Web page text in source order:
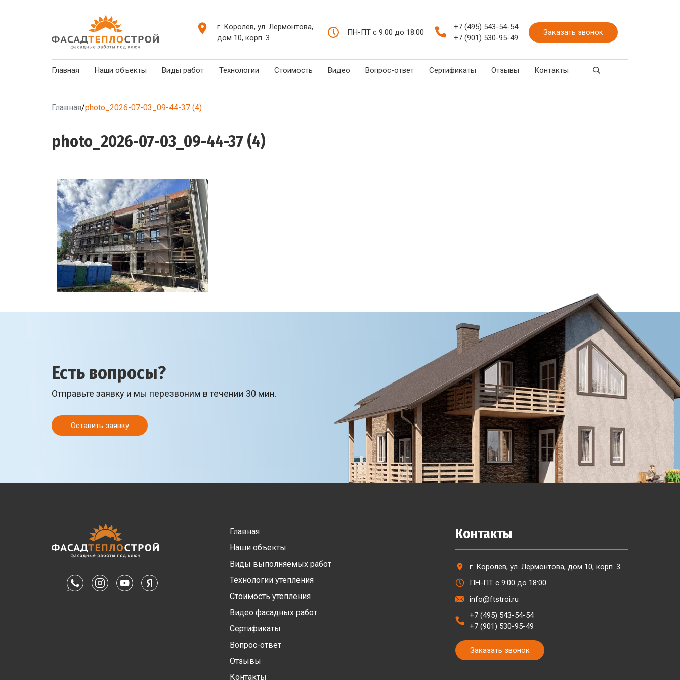
г. Королёв, ул. Лермонтова,
дом 10, корп. 3
ПН-ПТ с 9:00 до 18:00
+7 (495) 543-54-54
+7 (901) 530-95-49
Заказать звонок
Главная Наши объекты Виды работ Технологии Стоимость Видео Вопрос-ответ Сертификаты Отзывы Контакты
Главная/photo_2026-07-03_09-44-37 (4)
photo_2026-07-03_09-44-37 (4)
Есть вопросы?
Отправьте заявку и мы перезвоним в течении 30 мин.
Оставить заявку
Главная
Наши объекты
Виды выполняемых работ
Технологии утепления
Стоимость утепления
Видео фасадных работ
Сертификаты
Вопрос-ответ
Отзывы
Контакты
Контакты
г. Королёв, ул. Лермонтова, дом 10, корп. 3
ПН-ПТ с 9:00 до 18:00
info@ftstroi.ru
+7 (495) 543-54-54
+7 (901) 530-95-49
Заказать звонок